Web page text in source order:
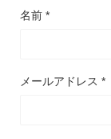
名前 *
メールアドレス *